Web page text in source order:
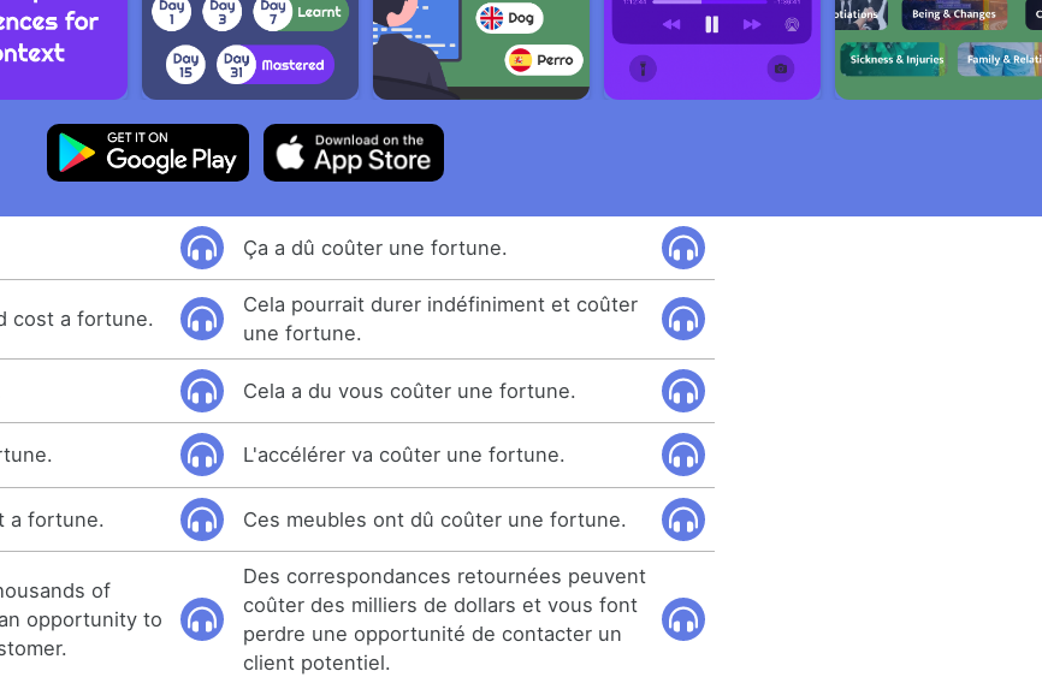
Ça a dû coûter une fortune.
cost a fortune.
Cela pourrait durer indéfiniment et coûter
une fortune.
Cela a du vous coûter une fortune.
L'accélérer va coûter une fortune.
a fortune. Ces meubles ont dû coûter une fortune.
of
opportunity to
Des correspondances retournées peuvent
coûter des milliers de dollars et vous font
perdre une opportunité de contacter un
client potentiel.